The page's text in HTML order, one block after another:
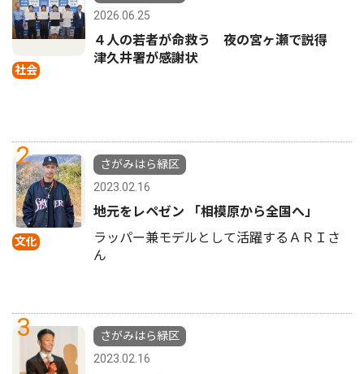
社会
2026.06.25
４人の若者が命救う 夜の宮ヶ瀬で説得
津久井署が感謝状
2
文化
さがみはら緑区
2023.02.16
地元をレペゼン 「相模原から全国へ」
ラッパー兼モデルとして活躍するＡＲＩさ
ん
3
さがみはら緑区
2023.02.16